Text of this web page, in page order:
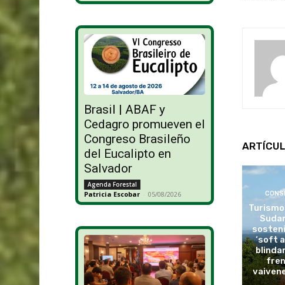
Brasil | ABAF y
Cedagro promueven el
Congreso Brasileño
del Eucalipto en
Salvador
Agenda Forestal
Patricia Escobar - 05/08/2026
‘soft